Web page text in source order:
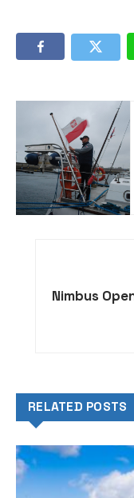
Nimbus
RELATED POSTS